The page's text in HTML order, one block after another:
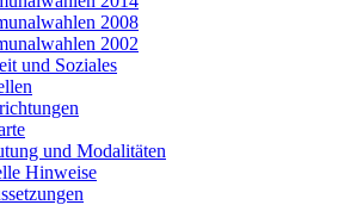
2008
2002
und Soziales
und Modalitäten
Hinweise